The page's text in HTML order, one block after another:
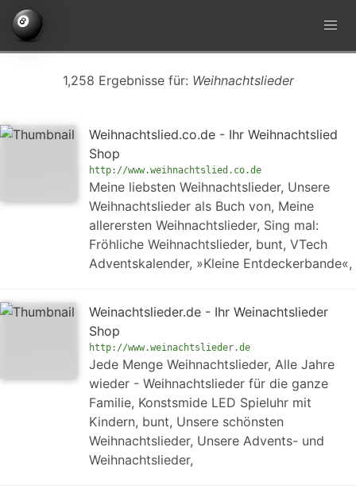
1,258 Ergebnisse für: Weihnachtslieder
Weihnachtslied.co.de - Ihr Weihnachtslied
Shop
http://www.weihnachtslied.co.de
Meine liebsten Weihnachtslieder, Unsere
Weihnachtslieder als Buch von, Meine
allerersten Weihnachtslieder, Sing mal:
Fröhliche Weihnachtslieder, bunt, VTech
Adventskalender, »Kleine Entdeckerbande«,
Weinachtslieder.de - Ihr Weinachtslieder
Shop
http://www.weinachtslieder.de
Jede Menge Weihnachtslieder, Alle Jahre
wieder - Weihnachtslieder für die ganze
Familie, Konstsmide LED Spieluhr mit
Kindern, bunt, Unsere schönsten
Weihnachtslieder, Unsere Advents- und
Weihnachtslieder,